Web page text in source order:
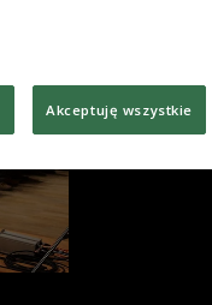
Akceptuję wszystkie